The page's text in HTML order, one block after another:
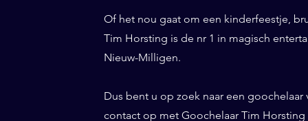
Of het nou gaat om een kinderfeestje,
Tim Horsting is de nr 1 in magisch
Nieuw-Milligen.
Dus bent u op zoek naar een
contact op met Goochelaar Tim Horsting